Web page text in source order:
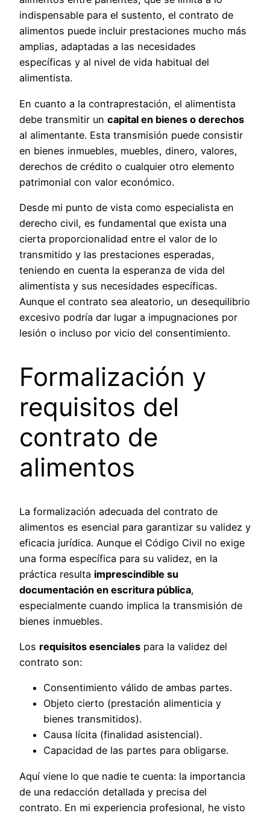
indispensable para el sustento, el contrato de
alimentos puede incluir prestaciones mucho más
amplias, adaptadas a las necesidades
específicas y al nivel de vida habitual del
alimentista.
En cuanto a la contraprestación, el alimentista
debe transmitir un capital en bienes o derechos
al alimentante. Esta transmisión puede consistir
en bienes inmuebles, muebles, dinero, valores,
derechos de crédito o cualquier otro elemento
patrimonial con valor económico.
Desde mi punto de vista como especialista en
derecho civil, es fundamental que exista una
cierta proporcionalidad entre el valor de lo
transmitido y las prestaciones esperadas,
teniendo en cuenta la esperanza de vida del
alimentista y sus necesidades específicas.
Aunque el contrato sea aleatorio, un desequilibrio
excesivo podría dar lugar a impugnaciones por
lesión o incluso por vicio del consentimiento.
Formalización y
requisitos del
contrato de
alimentos
La formalización adecuada del contrato de
alimentos es esencial para garantizar su validez y
eficacia jurídica. Aunque el Código Civil no exige
una forma específica para su validez, en la
práctica resulta imprescindible su
documentación en escritura pública,
especialmente cuando implica la transmisión de
bienes inmuebles.
Los requisitos esenciales para la validez del
contrato son:
Consentimiento válido de ambas partes.
Objeto cierto (prestación alimenticia y
bienes transmitidos).
Causa lícita (finalidad asistencial).
Capacidad de las partes para obligarse.
Aquí viene lo que nadie te cuenta: la importancia
de una redacción detallada y precisa del
contrato. En mi experiencia profesional, he visto